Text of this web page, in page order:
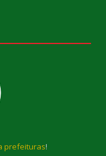
prefeituras!